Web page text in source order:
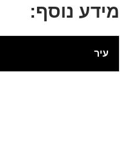
מידע נוסף:
עיר